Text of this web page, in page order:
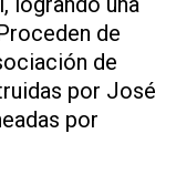
de
de
por José
por